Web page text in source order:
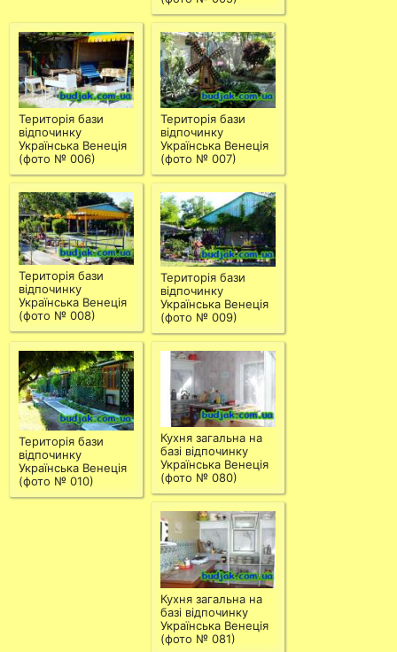
Територія бази
відпочинку
Українська Венеція
(фото № 006)
Територія бази
відпочинку
Українська Венеція
(фото № 007)
Територія бази
відпочинку
Українська Венеція
(фото № 008)
Територія бази
відпочинку
Українська Венеція
(фото № 009)
Територія бази
відпочинку
Українська Венеція
(фото № 010)
Кухня загальна на
базі відпочинку
Українська Венеція
(фото № 080)
Кухня загальна на
базі відпочинку
Українська Венеція
(фото № 081)